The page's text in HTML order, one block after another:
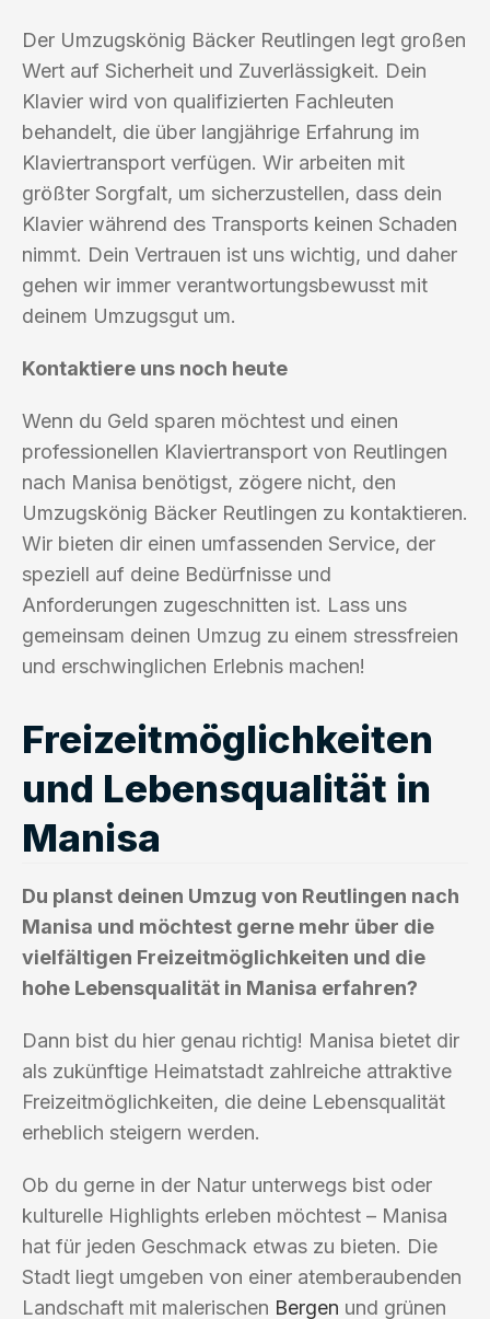
Der Umzugskönig Bäcker Reutlingen legt großen
Wert auf Sicherheit und Zuverlässigkeit. Dein
Klavier wird von qualifizierten Fachleuten
behandelt, die über langjährige Erfahrung im
Klaviertransport verfügen. Wir arbeiten mit
größter Sorgfalt, um sicherzustellen, dass dein
Klavier während des Transports keinen Schaden
nimmt. Dein Vertrauen ist uns wichtig, und daher
gehen wir immer verantwortungsbewusst mit
deinem Umzugsgut um.
Kontaktiere uns noch heute
Wenn du Geld sparen möchtest und einen
professionellen Klaviertransport von Reutlingen
nach Manisa benötigst, zögere nicht, den
Umzugskönig Bäcker Reutlingen zu kontaktieren.
Wir bieten dir einen umfassenden Service, der
speziell auf deine Bedürfnisse und
Anforderungen zugeschnitten ist. Lass uns
gemeinsam deinen Umzug zu einem stressfreien
und erschwinglichen Erlebnis machen!
Freizeitmöglichkeiten
und Lebensqualität in
Manisa
Du planst deinen Umzug von Reutlingen nach
Manisa und möchtest gerne mehr über die
vielfältigen Freizeitmöglichkeiten und die
hohe Lebensqualität in Manisa erfahren?
Dann bist du hier genau richtig! Manisa bietet dir
als zukünftige Heimatstadt zahlreiche attraktive
Freizeitmöglichkeiten, die deine Lebensqualität
erheblich steigern werden.
Ob du gerne in der Natur unterwegs bist oder
kulturelle Highlights erleben möchtest – Manisa
hat für jeden Geschmack etwas zu bieten. Die
Stadt liegt umgeben von einer atemberaubenden
Landschaft mit malerischen Bergen und grünen